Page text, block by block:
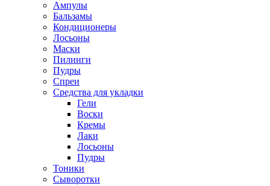
Ампулы
Бальзамы
Кондиционеры
Лосьоны
Маски
Пилинги
Пудры
Спреи
Средства для укладки
Гели
Воски
Кремы
Лаки
Лосьоны
Пудры
Тоники
Сыворотки